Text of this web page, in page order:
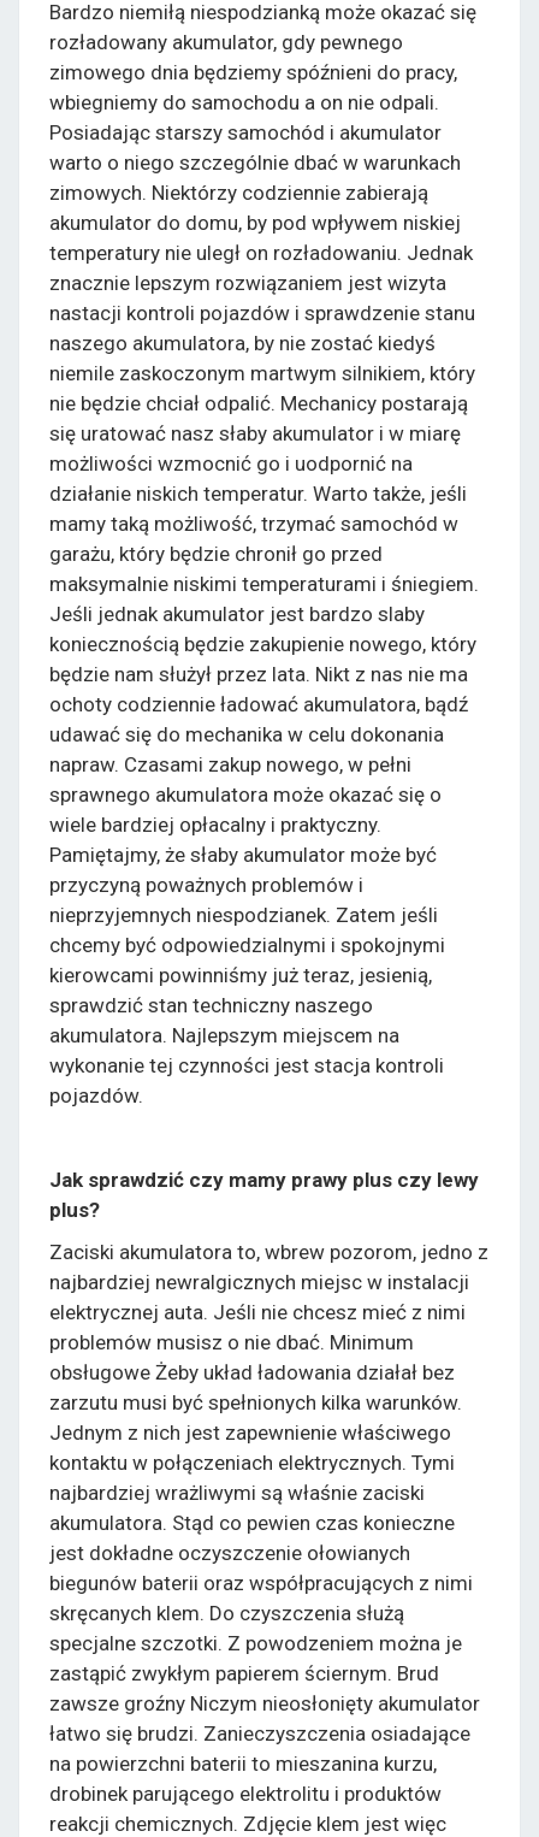
Bardzo niemiłą niespodzianką może okazać się
rozładowany akumulator, gdy pewnego
zimowego dnia będziemy spóźnieni do pracy,
wbiegniemy do samochodu a on nie odpali.
Posiadając starszy samochód i akumulator
warto o niego szczególnie dbać w warunkach
zimowych. Niektórzy codziennie zabierają
akumulator do domu, by pod wpływem niskiej
temperatury nie uległ on rozładowaniu. Jednak
znacznie lepszym rozwiązaniem jest wizyta
nastacji kontroli pojazdów i sprawdzenie stanu
naszego akumulatora, by nie zostać kiedyś
niemile zaskoczonym martwym silnikiem, który
nie będzie chciał odpalić. Mechanicy postarają
się uratować nasz słaby akumulator i w miarę
możliwości wzmocnić go i uodpornić na
działanie niskich temperatur. Warto także, jeśli
mamy taką możliwość, trzymać samochód w
garażu, który będzie chronił go przed
maksymalnie niskimi temperaturami i śniegiem.
Jeśli jednak akumulator jest bardzo slaby
koniecznością będzie zakupienie nowego, który
będzie nam służył przez lata. Nikt z nas nie ma
ochoty codziennie ładować akumulatora, bądź
udawać się do mechanika w celu dokonania
napraw. Czasami zakup nowego, w pełni
sprawnego akumulatora może okazać się o
wiele bardziej opłacalny i praktyczny.
Pamiętajmy, że słaby akumulator może być
przyczyną poważnych problemów i
nieprzyjemnych niespodzianek. Zatem jeśli
chcemy być odpowiedzialnymi i spokojnymi
kierowcami powinniśmy już teraz, jesienią,
sprawdzić stan techniczny naszego
akumulatora. Najlepszym miejscem na
wykonanie tej czynności jest stacja kontroli
pojazdów.
Jak sprawdzić czy mamy prawy plus czy lewy
plus?
Zaciski akumulatora to, wbrew pozorom, jedno z
najbardziej newralgicznych miejsc w instalacji
elektrycznej auta. Jeśli nie chcesz mieć z nimi
problemów musisz o nie dbać. Minimum
obsługowe Żeby układ ładowania działał bez
zarzutu musi być spełnionych kilka warunków.
Jednym z nich jest zapewnienie właściwego
kontaktu w połączeniach elektrycznych. Tymi
najbardziej wrażliwymi są właśnie zaciski
akumulatora. Stąd co pewien czas konieczne
jest dokładne oczyszczenie ołowianych
biegunów baterii oraz współpracujących z nimi
skręcanych klem. Do czyszczenia służą
specjalne szczotki. Z powodzeniem można je
zastąpić zwykłym papierem ściernym. Brud
zawsze groźny Niczym nieosłonięty akumulator
łatwo się brudzi. Zanieczyszczenia osiadające
na powierzchni baterii to mieszanina kurzu,
drobinek parującego elektrolitu i produktów
reakcji chemicznych. Zdjęcie klem jest więc